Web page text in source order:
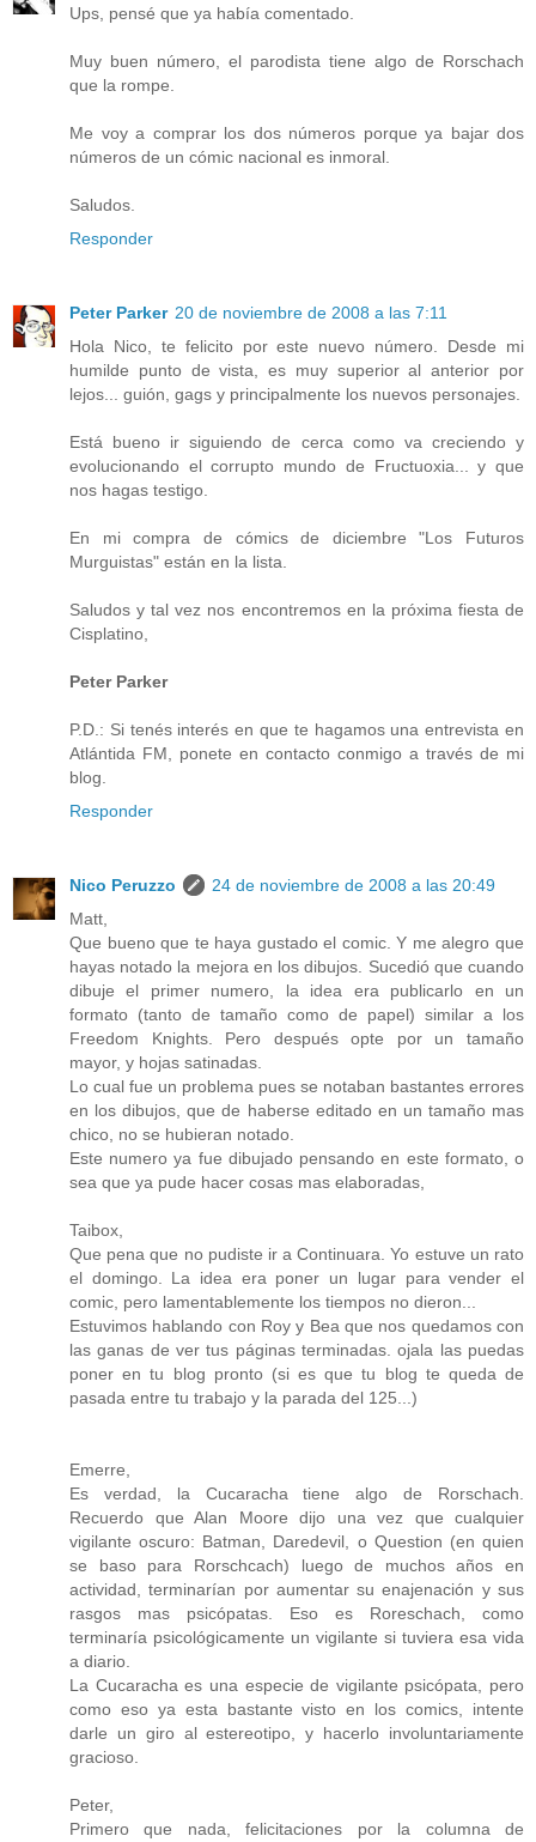
Ups, pensé que ya había comentado.
Muy buen número, el parodista tiene algo de Rorschach
que la rompe.
Me voy a comprar los dos números porque ya bajar dos
números de un cómic nacional es inmoral.
Saludos.
Responder
Peter Parker 20 de noviembre de 2008 a las 7:11
Hola Nico, te felicito por este nuevo número. Desde mi
humilde punto de vista, es muy superior al anterior por
lejos... guión, gags y principalmente los nuevos personajes.
Está bueno ir siguiendo de cerca como va creciendo y
evolucionando el corrupto mundo de Fructuoxia... y que
nos hagas testigo.
En mi compra de cómics de diciembre "Los Futuros
Murguistas" están en la lista.
Saludos y tal vez nos encontremos en la próxima fiesta de
Cisplatino,
Peter Parker
P.D.: Si tenés interés en que te hagamos una entrevista en
Atlántida FM, ponete en contacto conmigo a través de mi
blog.
Responder
Nico Peruzzo
24 de noviembre de 2008 a las 20:49
Matt,
Que bueno que te haya gustado el comic. Y me alegro que
hayas notado la mejora en los dibujos. Sucedió que cuando
dibuje el primer numero, la idea era publicarlo en un
formato (tanto de tamaño como de papel) similar a los
Freedom Knights. Pero después opte por un tamaño
mayor, y hojas satinadas.
Lo cual fue un problema pues se notaban bastantes errores
en los dibujos, que de haberse editado en un tamaño mas
chico, no se hubieran notado.
Este numero ya fue dibujado pensando en este formato, o
sea que ya pude hacer cosas mas elaboradas,
Taibox,
Que pena que no pudiste ir a Continuara. Yo estuve un rato
el domingo. La idea era poner un lugar para vender el
comic, pero lamentablemente los tiempos no dieron...
Estuvimos hablando con Roy y Bea que nos quedamos con
las ganas de ver tus páginas terminadas. ojala las puedas
poner en tu blog pronto (si es que tu blog te queda de
pasada entre tu trabajo y la parada del 125...)
Emerre,
Es verdad, la Cucaracha tiene algo de Rorschach.
Recuerdo que Alan Moore dijo una vez que cualquier
vigilante oscuro: Batman, Daredevil, o Question (en quien
se baso para Rorschcach) luego de muchos años en
actividad, terminarían por aumentar su enajenación y sus
rasgos mas psicópatas. Eso es Roreschach, como
terminaría psicológicamente un vigilante si tuviera esa vida
a diario.
La Cucaracha es una especie de vigilante psicópata, pero
como eso ya esta bastante visto en los comics, intente
darle un giro al estereotipo, y hacerlo involuntariamente
gracioso.
Peter,
Primero que nada, felicitaciones por la columna de